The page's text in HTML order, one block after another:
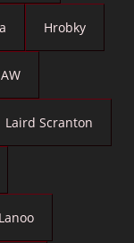
Hrobky
Laird Scranton
Lanoo